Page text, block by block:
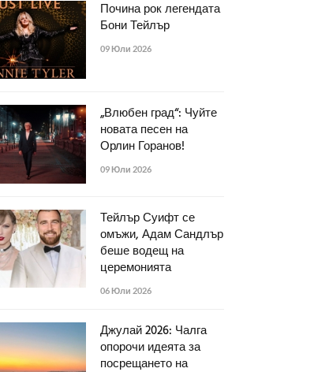
Почина рок легендата
Бони Тейлър
09 Юли 2026
„Влюбен град“: Чуйте
новата песен на
Орлин Горанов!
09 Юли 2026
Тейлър Суифт се
омъжи, Адам Сандлър
беше водещ на
церемонията
06 Юли 2026
Джулай 2026: Чалга
опорочи идеята за
посрещането на